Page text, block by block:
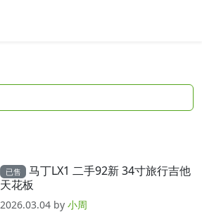
已售
马丁LX1 二手92新 34寸旅行吉他
天花板
2026.03.04 by小周